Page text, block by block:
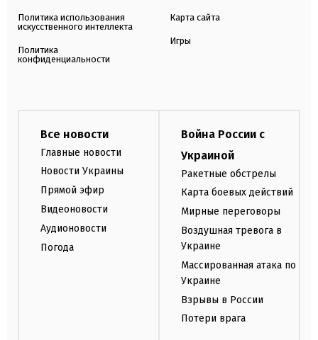
Политика использования
искусственного интеллекта
Политика
конфиденциальности
Карта сайта
Игры
Все новости
Главные новости
Новости Украины
Прямой эфир
Видеоновости
Аудионовости
Погода
Война России с
Украиной
Ракетные обстрелы
Карта боевых действий
Мирные переговоры
Воздушная тревога в
Украине
Массированная атака по
Украине
Взрывы в России
Потери врага